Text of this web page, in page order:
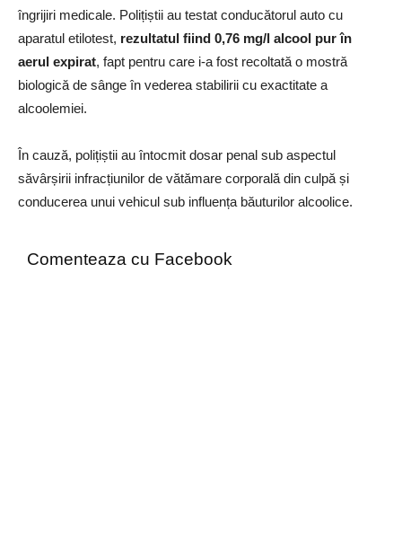
îngrijiri medicale. Polițiștii au testat conducătorul auto cu
aparatul etilotest, rezultatul fiind 0,76 mg/l alcool pur în
aerul expirat, fapt pentru care i-a fost recoltată o mostră
biologică de sânge în vederea stabilirii cu exactitate a
alcoolemiei.
În cauză, polițiștii au întocmit dosar penal sub aspectul
săvârșirii infracțiunilor de vătămare corporală din culpă și
conducerea unui vehicul sub influența băuturilor alcoolice.
Comenteaza cu Facebook